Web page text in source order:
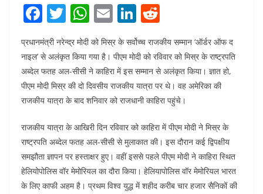
F
a
c
e
b
o
o
k
T
w
itt
er
W
h
at
s
A
p
p
E
m
ai
l
Li
n
k
e
dI
n
e
d
di
t
प्रधानमंत्री नरेन्द्र मोदी को मिस्र के सर्वोच्च राजकीय सम्मान ‘ऑर्डर ऑफ द
नाइल’ से अलंकृत किया गया है। पीएम मोदी को रविवार को मिस्र के राष्ट्रपति
अब्देल फतह अल-सीसी ने काहिरा में इस सम्मान से अलंकृत किया। ज्ञात हो,
पीएम मोदी मिस्र की दो दिवसीय राजकीय यात्रा पर थे। वह अमेरिका की
राजकीय यात्रा के बाद शनिवार को राजधानी काहिरा पहुंचे।
राजकीय यात्रा के आखिरी दिन रविवार को काहिरा में पीएम मोदी ने मिस्र के
राष्ट्रपति अब्देल फतह अल-सीसी से मुलाकात की। इस दौरान कई द्विपक्षीय
समझौता ज्ञापन पर हस्ताक्षर हुए। वहीं इससे पहले पीएम मोदी ने काहिरा स्थित
हेलियोपोलिस वॉर मेमोरियल का दौरा किया। हेलियापोलिस वॉर मेमोरियल भारत
के लिए काफी अहम है। प्रथम विश्व युद्ध में शहीद करीब चार हजार सैनिकों की